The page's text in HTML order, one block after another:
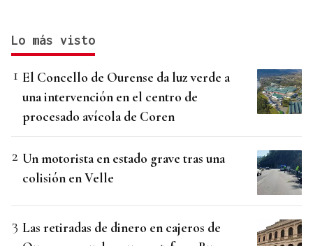
Lo más visto
El Concello de Ourense da luz verde a
una intervención en el centro de
procesado avícola de Coren
Un motorista en estado grave tras una
colisión en Velle
Las retiradas de dinero en cajeros de